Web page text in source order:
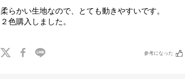
柔らかい生地なので、とても動きやすいです。
２色購入しました。
参考になった